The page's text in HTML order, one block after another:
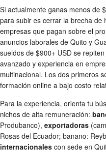
Si actualmente ganas menos de
para subir es cerrar la brecha de
empresas que pagan sobre el
anuncios laborales de Quito y
sueldos de $900+ USD se
avanzado y experiencia en
multinacional. Los dos primeros
formación online a bajo costo
Para la experiencia, orienta tu
nichos de alta remuneración:
Produbanco), exportadoras
Rosas del Ecuador; banano:
internacionales con sede en